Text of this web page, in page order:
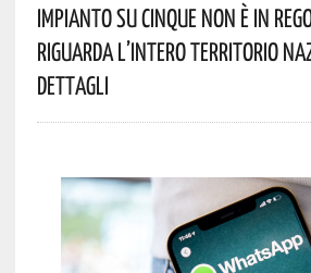
Impianto Su Cinque Non È In
Riguarda L’intero Territorio
Dettagli